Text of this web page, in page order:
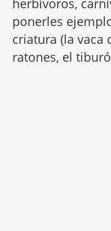
herbívoros,
ponerles
criatura (la vaca
ratones, el